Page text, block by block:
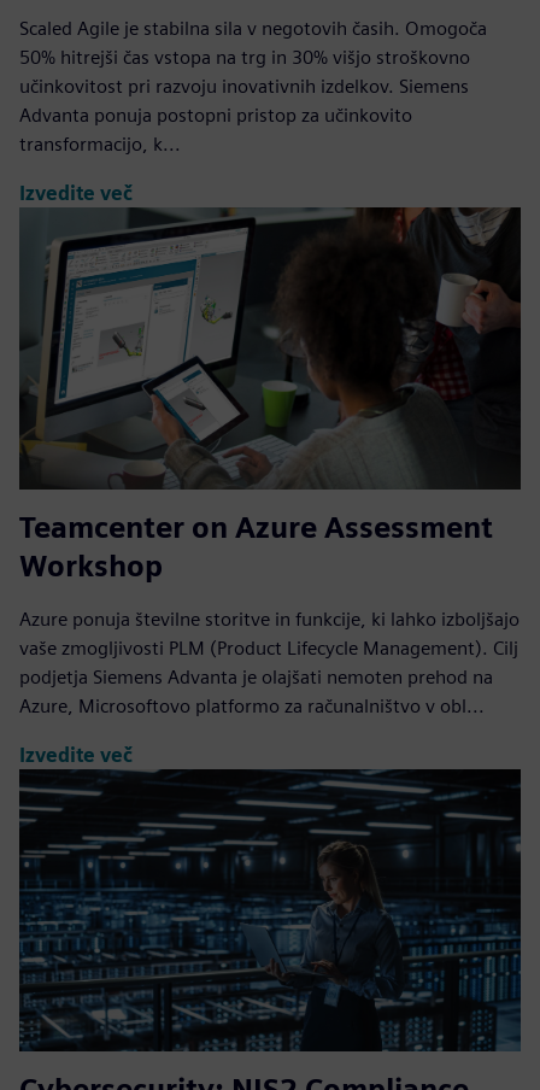
Scaled Agile je stabilna sila v negotovih časih. Omogoča
50% hitrejši čas vstopa na trg in 30% višjo stroškovno
učinkovitost pri razvoju inovativnih izdelkov. Siemens
Advanta ponuja postopni pristop za učinkovito
transformacijo, k...
Izvedite več
Teamcenter on Azure Assessment
Workshop
Azure ponuja številne storitve in funkcije, ki lahko izboljšajo
vaše zmogljivosti PLM (Product Lifecycle Management). Cilj
podjetja Siemens Advanta je olajšati nemoten prehod na
Azure, Microsoftovo platformo za računalništvo v obl...
Izvedite več